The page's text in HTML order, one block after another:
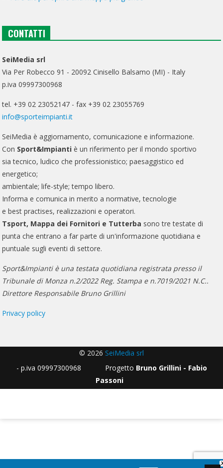
CONTATTI
SeiMedia srl
Via Per Robecco 91 - 20092 Cinisello Balsamo (MI) - Italy
p.iva 09997300968
tel. +39 02 23052147 - fax +39 02 23055769
info@sporteimpianti.it
SeiMedia è aggiornamento, comunicazione e informazione.
Con Sport&Impianti è un riferimento per il mondo sportivo
sia tecnico, ludico che professionistico; paesaggistico ed
energetico;
ambientale; life-style; tempo libero.
Informa e comunica in merito a normative, tecnologie
e best practises, realizzazioni e operatori.
Tsport, Mappa dei Fornitori e Tutterba sono tre testate di
punta che entrano a far parte di un'informazione quotidiana e
puntuale sugli eventi di settore.
Sport&Impianti è una testata quotidiana registrata presso il
Tribunale di Monza n.2/2022 Reg. Stampa e n.7019/2021 N.C..
Direttore Responsabile Bruno Grillini
Privacy policy
© 2026 SeiMedia srl
- p.iva 09997300968 Progetto Bruno Grillini - Fabio
Passoni